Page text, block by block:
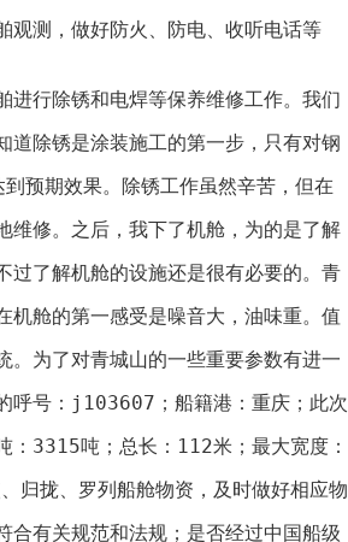
观测，做好防火、防电、收听电话等
进行除锈和电焊等保养维修工作。我们
道除锈是涂装施工的第一步，只有对钢
预期效果。除锈工作虽然辛苦，但在
维修。之后，我下了机舱，为的是了解
过了解机舱的设施还是很有必要的。青
机舱的第一感受是噪音大，油味重。值
。为了对青城山的一些重要参数有进一
呼号：j103607；船籍港：重庆；此次
3315吨；总长：112米；最大宽度：
拢、罗列船舱物资，及时做好相应物
合有关规范和法规；是否经过中国船级